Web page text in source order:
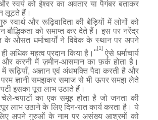
स्वयं को ईश्वर का अवतार या पैगंबर बताकर
लूटते हैं।
स्वार्थ और रूढ़िवादिता की बेड़ियों में लोगों को
कोसमाप्त कर देते हैं। इस पर नरेंद्र
औसत धर्माचार्यों ने विवेक के स्थान पर अपने
अधिक महत्व प्रदान किया है। "
[1]
ऐसे धर्माचार्य
करनी में ज़मीन-आसमान का फ़र्क होता है।
रूढ़ियाँ, अज्ञान एवं अंधभक्ति पैदा करती है और
ज्ञानी समझकर समाज से भी ऊपर समझ लेते
इसका पूरा लाभ उठाते हैं।
-चपाटों का एक समूह होता है जो जनता की
लाभ उठाने के लिए दिन-रात कार्य करता है। ये
अपने गुरुओं के नाम पर असंख्य आश्रमों को